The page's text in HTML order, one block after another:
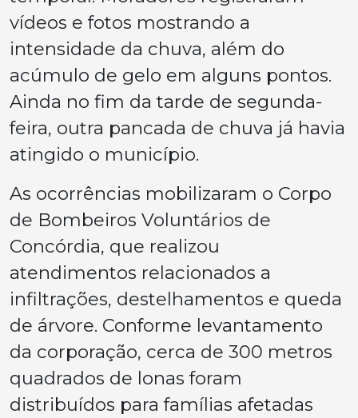
vídeos e fotos mostrando a
intensidade da chuva, além do
acúmulo de gelo em alguns pontos.
Ainda no fim da tarde de segunda-
feira, outra pancada de chuva já havia
atingido o município.
As ocorrências mobilizaram o Corpo
de Bombeiros Voluntários de
Concórdia, que realizou
atendimentos relacionados a
infiltrações, destelhamentos e queda
de árvore. Conforme levantamento
da corporação, cerca de 300 metros
quadrados de lonas foram
distribuídos para famílias afetadas